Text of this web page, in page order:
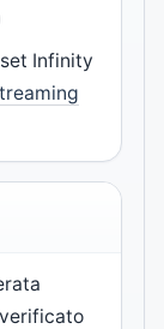
Infinity